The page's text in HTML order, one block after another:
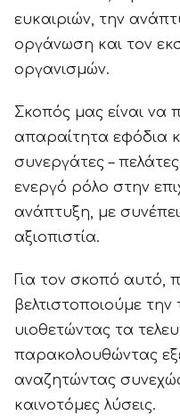
ευκαιριών, την
οργάνωση και τον
οργανισμών.
Σκοπός μας είναι να
απαραίτητα εφόδια
συνεργάτες –
ενεργό ρόλο στην
ανάπτυξη, με
αξιοπιστία.
Για τον σκοπό αυτό,
βελτιστοποιούμε
υιοθετώντας τα
παρακολουθώντας
αναζητώντας
καινοτόμες λύσεις.